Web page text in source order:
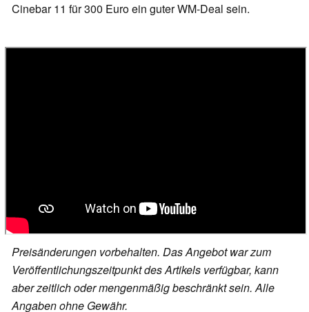
Cinebar 11 für 300 Euro ein guter WM-Deal sein.
Preisänderungen vorbehalten. Das Angebot war zum
Veröffentlichungszeitpunkt des Artikels verfügbar, kann
aber zeitlich oder mengenmäßig beschränkt sein. Alle
Angaben ohne Gewähr.